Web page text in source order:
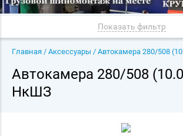
Главная / Аксессуары / Автокамера 280/508
Автокамера 280/508
НкШЗ
Показать фильтр